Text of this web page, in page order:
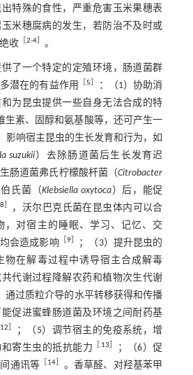
特殊的食性，严重危害玉米果穗表
米穗腐病的发生，若防治不及时或
收［ 2-4］ 。
了一个特定的定殖环境，肠道菌群
潜在的有益作用
［5
：（1）协助消
为昆虫提供一些自身无法合成的特
生素、固醇和氨基酸等，还可产生一
影响宿主昆虫的生长发育和行为，如
suzukii）去除肠道菌后生长发育迟
肠道菌弗氏柠檬酸杆菌（Citrobacter
氏菌（Klebsiella oxytoca）后，能促
8
，沃尔巴克氏菌在昆虫体内可以合
，对宿主的睡眠、学习、记忆、交
会造成影响
9］
；（3）提升昆虫的
物在解毒过程中诱导宿主合成解毒
代谢过程降解农药和植物次生代谢
通过质粒介导的水平转移获得和传播
促进蜜蜂肠道菌及环境之间耐药基
12
；（5）调节宿主的免疫系统，增
寄生虫的抵抗能力
13
；（6）促
通讯等
14
。香草醛、对羟基苯甲